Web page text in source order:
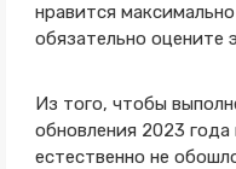
нравится
обязательно оцените
Из того, чтобы
обновления 2023
естественно не